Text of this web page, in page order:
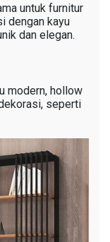
untuk furnitur
dengan kayu
dan elegan.
modern, hollow
seperti